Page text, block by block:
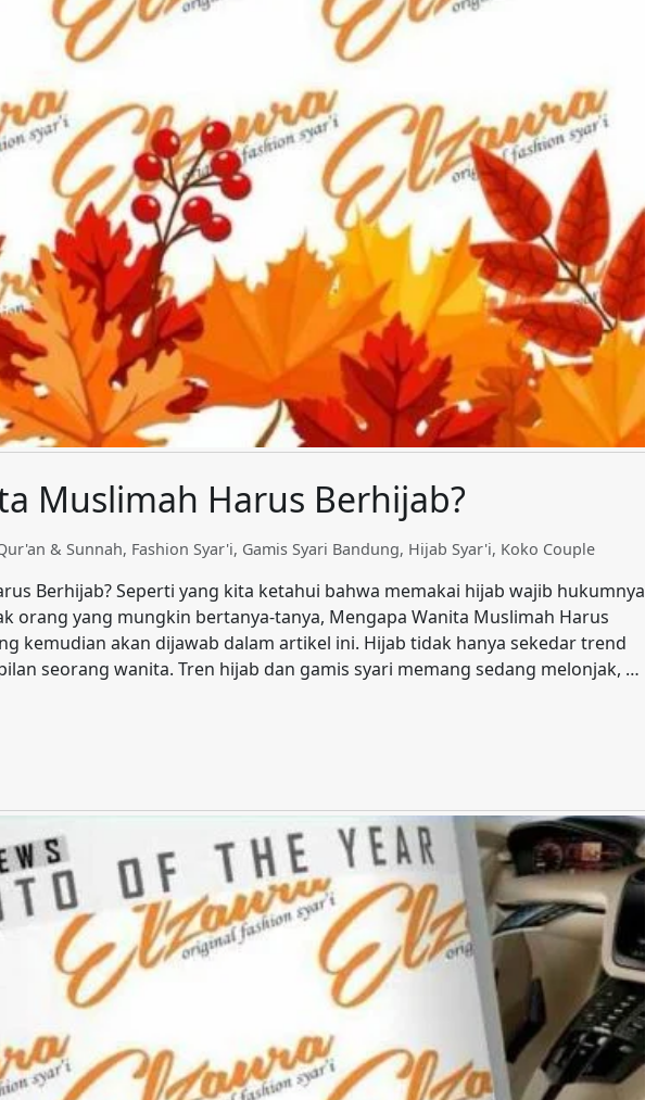
Muslimah Harus Berhijab?
& Sunnah, Fashion Syar'i, Gamis Syari Bandung, Hijab Syar'i, Koko Couple
Berhijab? Seperti yang kita ketahui bahwa memakai hijab wajib hukumnya
orang yang mungkin bertanya-tanya, Mengapa Wanita Muslimah Harus
kemudian akan dijawab dalam artikel ini. Hijab tidak hanya sekedar trend
seorang wanita. Tren hijab dan gamis syari memang sedang melonjak, …